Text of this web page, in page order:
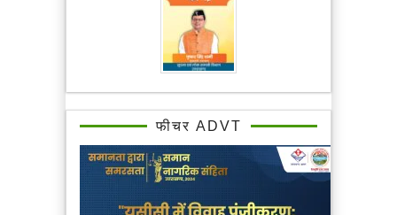
फीचर ADVT